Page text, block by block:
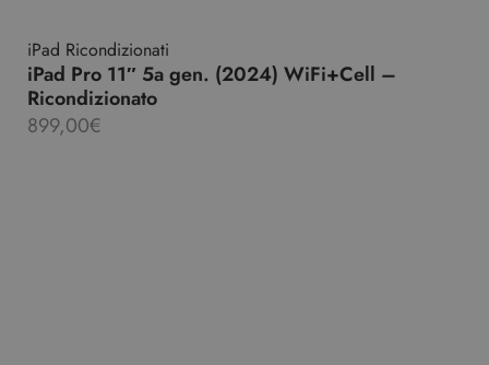
iPad Ricondizionati
iPad Pro 11″ 5a gen. (2024) WiFi+Cell –
Ricondizionato
899,00€